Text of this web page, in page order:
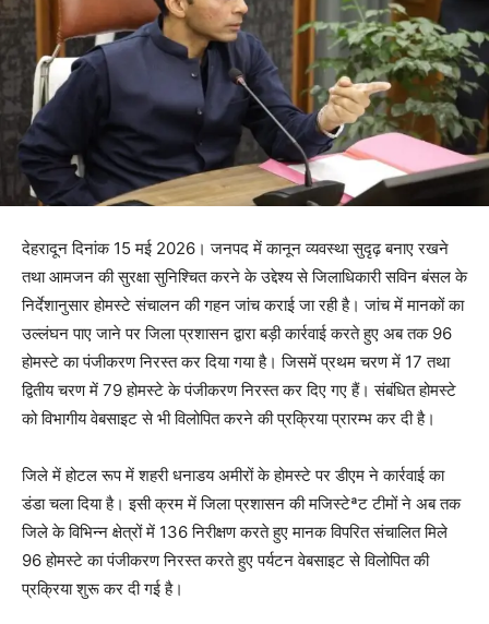
देहरादून दिनांक 15 मई 2026। जनपद में कानून व्यवस्था सुदृढ़ बनाए रखने
तथा आमजन की सुरक्षा सुनिश्चित करने के उद्देश्य से जिलाधिकारी सविन बंसल के
निर्देशानुसार होमस्टे संचालन की गहन जांच कराई जा रही है। जांच में मानकों का
उल्लंघन पाए जाने पर जिला प्रशासन द्वारा बड़ी कार्रवाई करते हुए अब तक 96
होमस्टे का पंजीकरण निरस्त कर दिया गया है। जिसमें प्रथम चरण में 17 तथा
द्वितीय चरण में 79 होमस्टे के पंजीकरण निरस्त कर दिए गए हैं। संबंधित होमस्टे
को विभागीय वेबसाइट से भी विलोपित करने की प्रक्रिया प्रारम्भ कर दी है।
जिले में होटल रूप में शहरी धनाडय अमीरों के होमस्टे पर डीएम ने कार्रवाई का
डंडा चला दिया है। इसी क्रम में जिला प्रशासन की मजिस्टेªट टीमों ने अब तक
जिले के विभिन्न क्षेत्रों में 136 निरीक्षण करते हुए मानक विपरित संचालित मिले
96 होमस्टे का पंजीकरण निरस्त करते हुए पर्यटन वेबसाइट से विलोपित की
प्रक्रिया शुरू कर दी गई है।